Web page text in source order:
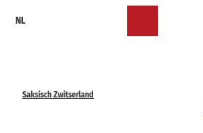
NL
Saksisch Zwitserland